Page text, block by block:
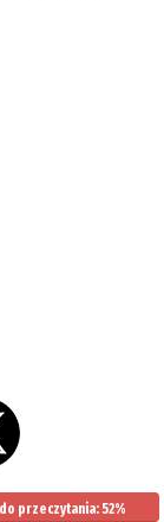
przeczytania: 52%